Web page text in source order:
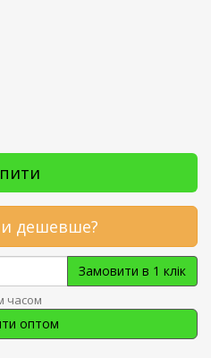
дешевше?
Замовити в 1 клік
часом
оптом